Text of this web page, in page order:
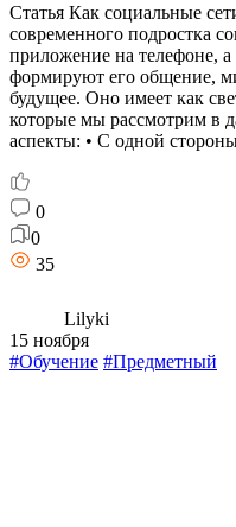
Статья Как социальные
современного подростка
приложение на телефоне,
формируют его общение,
будущее. Оно имеет как
которые мы рассмотрим в
аспекты: • С одной
0
0
35
Lilyki
15 ноября
#Обучение #Предметный